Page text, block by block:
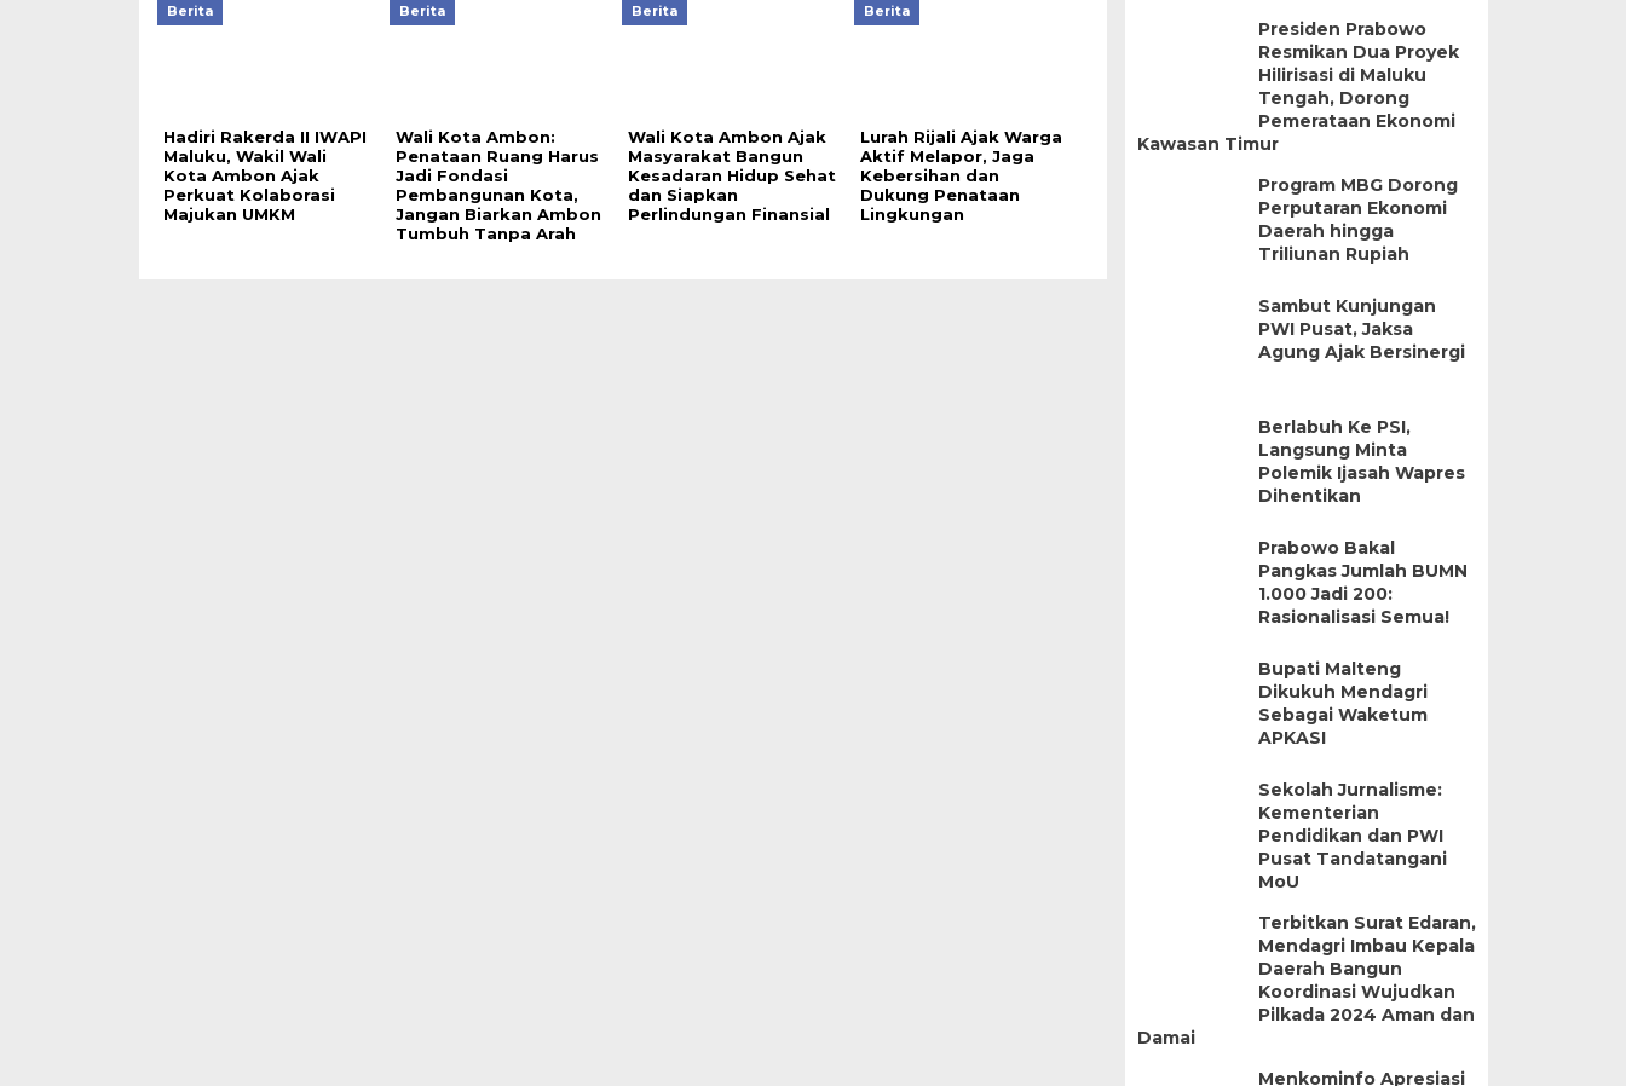
Berita
Hadiri Rakerda II IWAPI
Maluku, Wakil Wali
Kota Ambon Ajak
Perkuat Kolaborasi
Majukan UMKM
Berita
Wali Kota Ambon:
Penataan Ruang Harus
Jadi Fondasi
Pembangunan Kota,
Jangan Biarkan Ambon
Tumbuh Tanpa Arah
Berita
Wali Kota Ambon Ajak
Masyarakat Bangun
Kesadaran Hidup Sehat
dan Siapkan
Perlindungan Finansial
Berita
Lurah Rijali Ajak Warga
Aktif Melapor, Jaga
Kebersihan dan
Dukung Penataan
Lingkungan
Presiden Prabowo
Resmikan Dua Proyek
Hilirisasi di Maluku
Tengah, Dorong
Pemerataan Ekonomi
Kawasan Timur
Program MBG Dorong
Perputaran Ekonomi
Daerah hingga
Triliunan Rupiah
Sambut Kunjungan
PWI Pusat, Jaksa
Agung Ajak Bersinergi
Berlabuh Ke PSI,
Langsung Minta
Polemik Ijasah Wapres
Dihentikan
Prabowo Bakal
Pangkas Jumlah BUMN
1.000 Jadi 200:
Rasionalisasi Semua!
Bupati Malteng
Dikukuh Mendagri
Sebagai Waketum
APKASI
Sekolah Jurnalisme:
Kementerian
Pendidikan dan PWI
Pusat Tandatangani
MoU
Terbitkan Surat Edaran,
Mendagri Imbau Kepala
Daerah Bangun
Koordinasi Wujudkan
Pilkada 2024 Aman dan
Damai
Menkominfo Apresiasi